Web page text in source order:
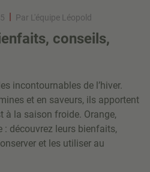
Par L'équipe Léopold
conseils,
incontournables de l’hiver.
et en saveurs, ils apportent
à la saison froide. Orange,
: découvrez leurs bienfaits,
et les utiliser au